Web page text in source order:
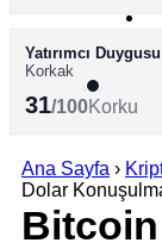
Yatırımcı Duygusu
Korkak
31/100Korku
Ana Sayfa ›
Dolar